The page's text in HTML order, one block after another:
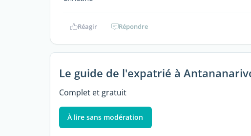
Réagir Répondre
Le guide de l'expatrié à
Complet et gratuit
À lire sans modération